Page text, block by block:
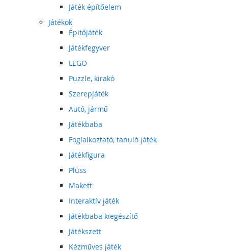
Játék építőelem
Játékok
Épitőjáték
Játékfegyver
LEGO
Puzzle, kirakó
Szerepjáték
Autó, jármű
Játékbaba
Foglalkoztató, tanuló játék
Játékfigura
Plüss
Makett
Interaktív játék
Játékbaba kiegészítő
Játékszett
Kézműves játék